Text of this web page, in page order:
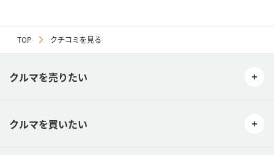
たはそのおそれのある行為。
05犯罪行為、公序良俗に反する行為、その他法令に違反する行為、
の政治および宗教に関する行為。
07性的嫌悪感を催す行為。
TOP クチコミを見る
クルマを売りたい
クルマを買いたい